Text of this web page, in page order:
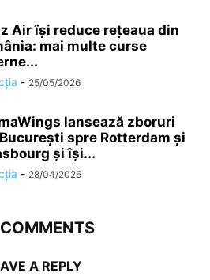
Air își reduce rețeaua din
mai multe curse
- 25/05/2026
lansează zboruri
spre Rotterdam și
și își...
- 28/04/2026
A REPLY